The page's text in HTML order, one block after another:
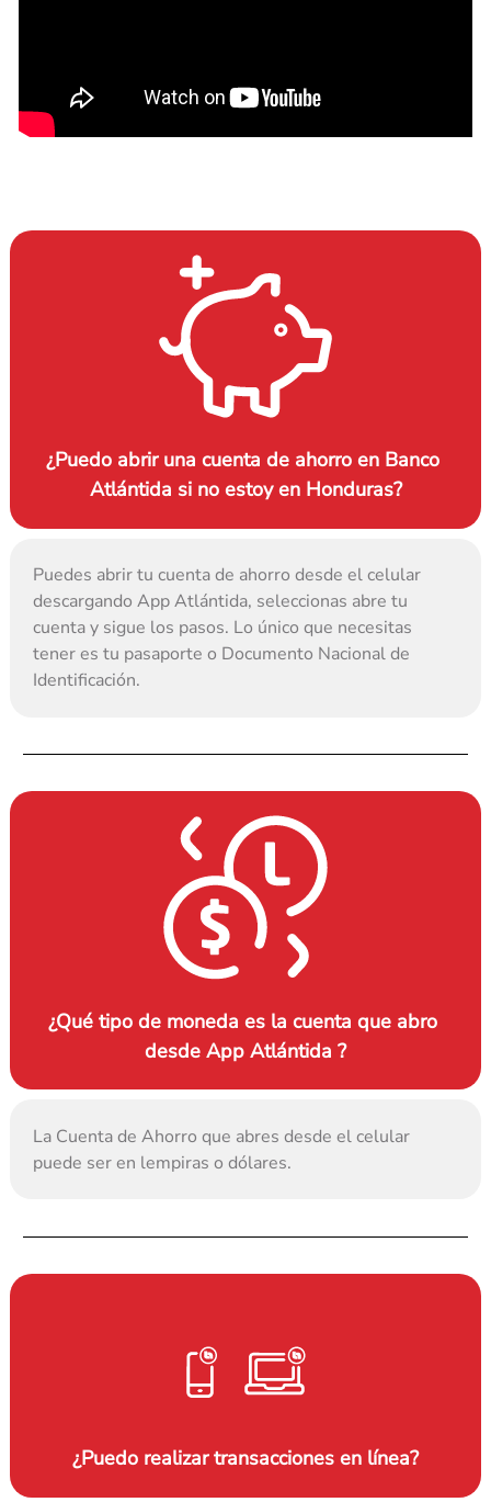
¿Puedo abrir una cuenta de ahorro en Banco
Atlántida si no estoy en Honduras?
Puedes abrir tu cuenta de ahorro desde el celular
descargando App Atlántida, seleccionas abre tu
cuenta y sigue los pasos. Lo único que necesitas
tener es tu pasaporte o Documento Nacional de
Identificación.
¿Qué tipo de moneda es la cuenta que abro
desde App Atlántida ?
La Cuenta de Ahorro que abres desde el celular
puede ser en lempiras o dólares.
¿Puedo realizar transacciones en línea?